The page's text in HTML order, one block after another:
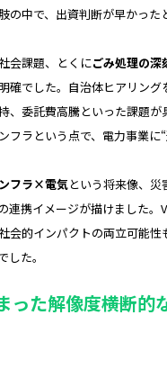
の中で、出資判断が早かっ
会課題、とくにごみ処理の深
確でした。自治体ヒアリング
、委託費高騰といった課題が
フラという点で、電力事業に
フラ×電気という将来像、
連携イメージが描けました。
会的インパクトの両立可能性
した。
った解像度――横断